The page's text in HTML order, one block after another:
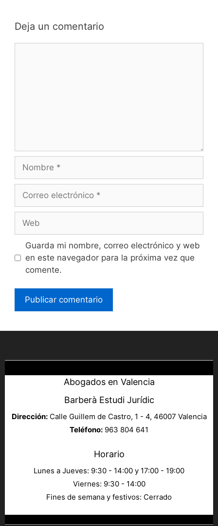
Deja un comentario
Guarda mi nombre, correo electrónico y web
en este navegador para la próxima vez que
comente.
Abogados en Valencia
Barberà Estudi Jurídic
Dirección: Calle Guillem de Castro, 1 - 4, 46007 Valencia
Teléfono: 963 804 641
Horario
Lunes a Jueves: 9:30 - 14:00 y 17:00 - 19:00
Viernes: 9:30 - 14:00
Fines de semana y festivos: Cerrado